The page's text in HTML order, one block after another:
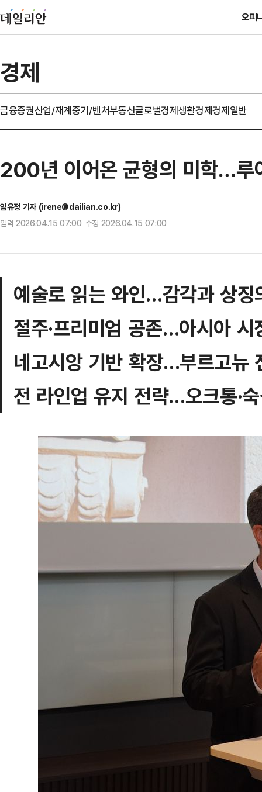
오피
경제
금융증권산업/재계중기/벤처부동산글로벌경제생활경제경제일반
200년 이어온 균형의 미학…루
임유정 기자 (irene@dailian.co.kr)
입력 2026.04.15 07:00 수정 2026.04.15 07:00
예술로 읽는 와인…감각과 상징
절주·프리미엄 공존…아시아 시
네고시앙 기반 확장…부르고뉴
전 라인업 유지 전략…오크통·